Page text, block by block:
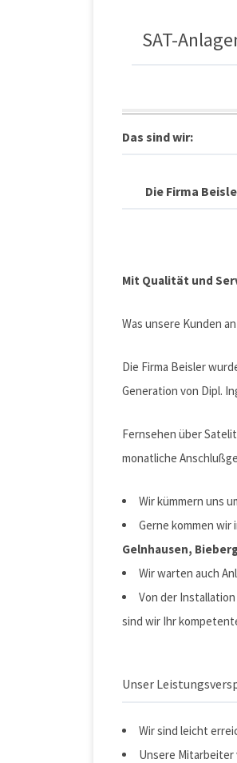
SAT-
Das sind wir:
Die Firma
Mit Qualität und
Was unsere Kunden
Die Firma Beisler
Generation von Dipl.
Fernsehen über
monatliche
Wir kümmern uns
Gerne kommen wir
Gelnhausen,
Wir warten auch
Von der
sind wir Ihr
Unser
Wir sind leicht
Unsere Mitarbeiter